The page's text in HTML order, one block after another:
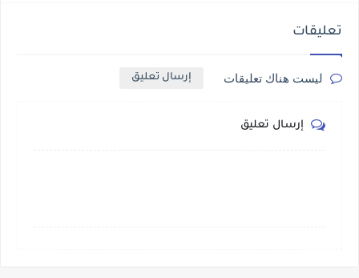
تعليقات
ليست هناك تعليقات إرسال تعليق
إرسال تعليق